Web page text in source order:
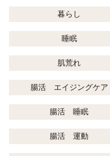
暮らし
睡眠
肌荒れ
腸活 エイジングケア
腸活 睡眠
腸活 運動